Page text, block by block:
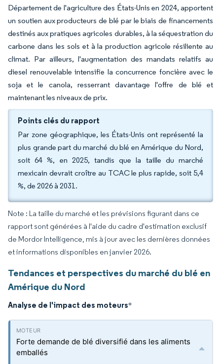
Département de l'agriculture des États-Unis en 2024, apportent
un soutien aux producteurs de blé par le biais de financements
destinés aux pratiques agricoles durables, à la séquestration du
carbone dans les sols et à la production agricole résiliente au
climat. Par ailleurs, l'augmentation des mandats relatifs au
diesel renouvelable intensifie la concurrence foncière avec le
soja et le canola, resserrant davantage l'offre de blé et
maintenant les niveaux de prix.
Points clés du rapport
Par zone géographique, les États-Unis ont représenté la
plus grande part du marché du blé en Amérique du Nord,
soit 64 %, en 2025, tandis que la taille du marché
mexicain devrait croître au TCAC le plus rapide, soit 5,4
%, de 2026 à 2031.
Note : La taille du marché et les prévisions figurant dans ce
rapport sont générées à l'aide du cadre d'estimation exclusif
de Mordor Intelligence, mis à jour avec les dernières données
et informations disponibles en janvier 2026.
Tendances et perspectives du marché du blé en
Amérique du Nord
Analyse de l'impact des moteurs*
Forte demande de blé diversifié dans les aliments
emballés